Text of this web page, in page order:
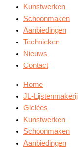
Kunstwerken
Schoonmaken
Aanbiedingen
Technieken
Nieuws
Contact
Home
JL-Lijstenmakerij
Giclées
Kunstwerken
Schoonmaken
Aanbiedingen